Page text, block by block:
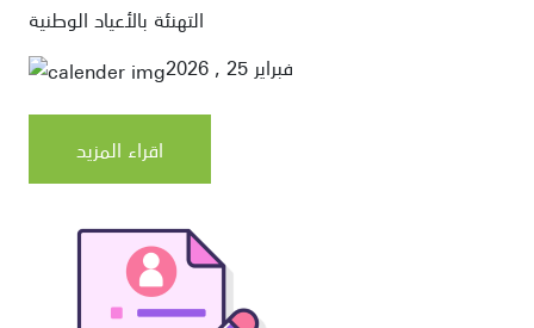
التهنئة بالأعياد الوطنية
فبراير 25 , 2026
اقراء المزيد